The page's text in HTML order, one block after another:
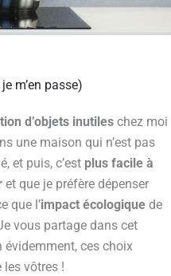
m’en passe)
d’objets inutiles chez moi
une maison qui n’est pas
et puis, c’est plus facile à
et que je préfère dépenser
que l’impact écologique de
vous partage dans cet
évidemment, ces choix
vôtres !